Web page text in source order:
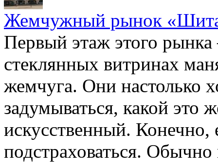
Жемчужный рынок
Первый этаж этого
стеклянных витринах
жемчуга. Они настолько
задумываться, какой это
искусственный. Конечно,
подстраховаться. Обычно